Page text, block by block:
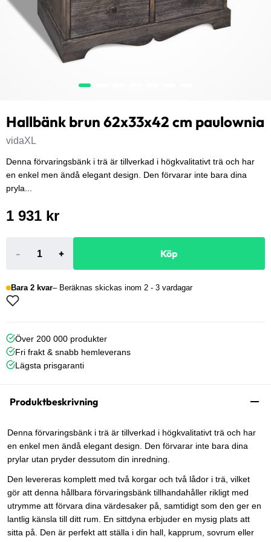
Hallbänk brun 62x33x42 cm paulownia
vidaXL
Denna förvaringsbänk i trä är tillverkad i högkvalitativt trä och har
en enkel men ändå elegant design. Den förvarar inte bara dina
pryla...
1 931 kr
- + Köp
Bara 2 kvar Beräknas skickas inom 2 - 3 vardagar
Över 200 000 produkter
Fri frakt & snabb hemleverans
Lägsta prisgaranti
Produktbeskrivning
Denna förvaringsbänk i trä är tillverkad i högkvalitativt trä och har
en enkel men ändå elegant design. Den förvarar inte bara dina
prylar utan pryder dessutom din inredning.
Den levereras komplett med två korgar och två lådor i trä, vilket
gör att denna hållbara förvaringsbänk tillhandahåller rikligt med
utrymme att förvara dina värdesaker på, samtidigt som den ger en
lantlig känsla till ditt rum. En sittdyna erbjuder en mysig plats att
sitta på. Den är perfekt att ställa i din hall, kapprum, sovrum eller